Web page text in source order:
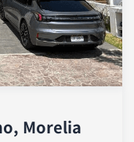
Morelia